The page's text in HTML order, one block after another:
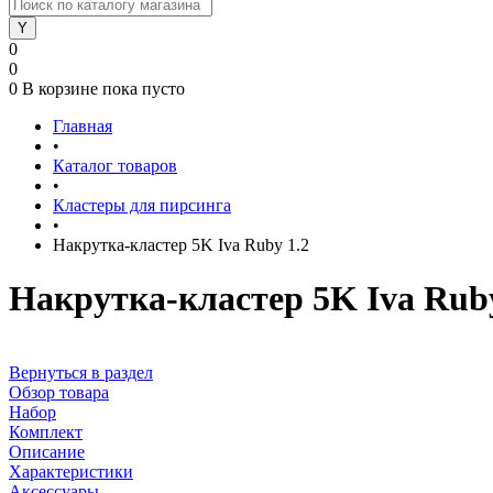
0
0
0 В корзине пока пусто
Главная
•
Каталог товаров
•
Кластеры для пирсинга
•
Накрутка-кластер 5K Iva Ruby 1.2
Накрутка-кластер 5K Iva
Вернуться в раздел
Обзор товара
Набор
Комплект
Описание
Характеристики